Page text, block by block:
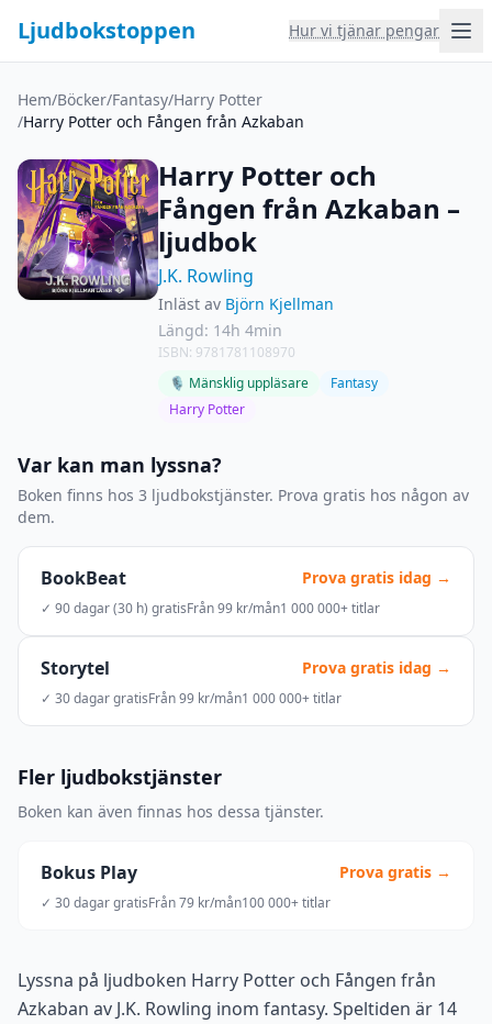
Ljudbokstoppen Hur vi tjänar pengar
Hem/Böcker/Fantasy/Harry Potter
/Harry Potter och Fången från Azkaban
Harry Potter och
Fången från Azkaban –
ljudbok
J.K. Rowling
Inläst av Björn Kjellman
Längd: 14h 4min
ISBN: 9781781108970
🎙 Mänsklig uppläsare
Fantasy
Harry Potter
Var kan man lyssna?
Boken finns hos 3 ljudbokstjänster. Prova gratis hos någon av
dem.
BookBeat Prova gratis idag →
✓ 90 dagar (30 h) gratisFrån 99 kr/mån1 000 000+ titlar
Storytel Prova gratis idag →
✓ 30 dagar gratisFrån 99 kr/mån1 000 000+ titlar
Fler ljudbokstjänster
Boken kan även finnas hos dessa tjänster.
Bokus Play Prova gratis →
✓ 30 dagar gratisFrån 79 kr/mån100 000+ titlar
Lyssna på ljudboken Harry Potter och Fången från
Azkaban av J.K. Rowling inom fantasy. Speltiden är 14